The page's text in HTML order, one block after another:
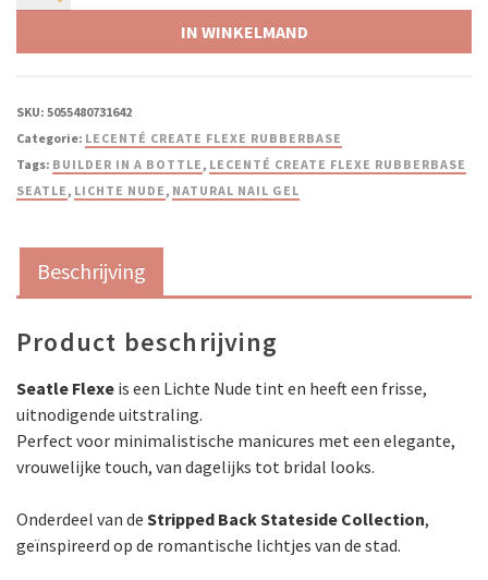
IN WINKELMAND
SKU: 5055480731642
Categorie: LECENTÉ CREATE FLEXE RUBBERBASE
Tags: BUILDER IN A BOTTLE, LECENTÉ CREATE FLEXE RUBBERBASE
SEATLE, LICHTE NUDE, NATURAL NAIL GEL
Beschrijving
Product beschrijving
Seatle Flexe is een Lichte Nude tint en heeft een frisse,
uitnodigende uitstraling.
Perfect voor minimalistische manicures met een elegante,
vrouwelijke touch, van dagelijks tot bridal looks.
Onderdeel van de Stripped Back Stateside Collection,
geïnspireerd op de romantische lichtjes van de stad.